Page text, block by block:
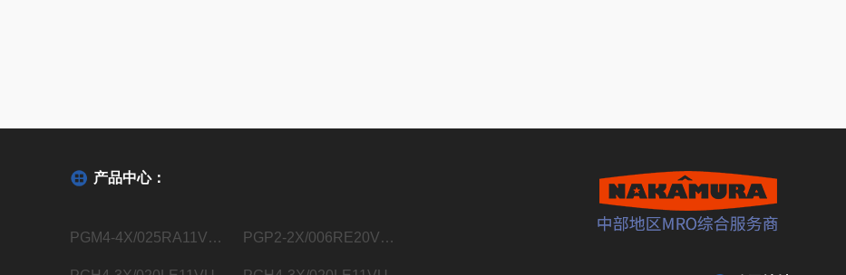
产品中心：
PGM4-4X/025RA11VU2德国力士乐Rexroth内齿轮泵R901363096 PGP2-2X/006RE20VE4德国力士乐Rexroth内齿轮泵R900932129